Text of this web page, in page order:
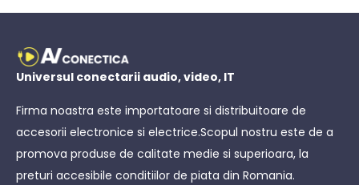
Universul conectarii audio, video, IT
Firma noastra este importatoare si distribuitoare de
accesorii electronice si electrice.Scopul nostru este de a
promova produse de calitate medie si superioara, la
preturi accesibile conditiilor de piata din Romania.